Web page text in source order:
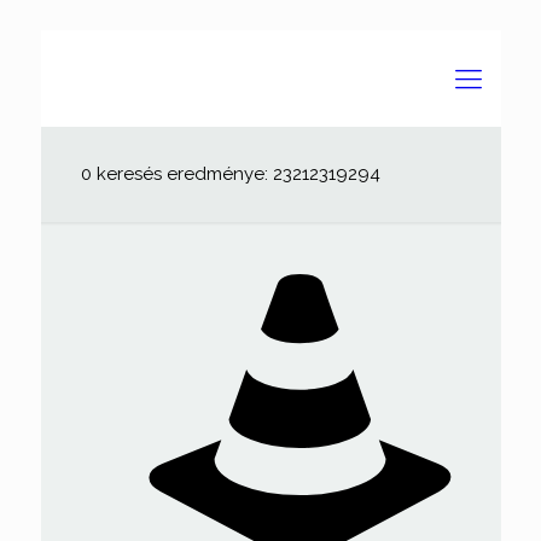
0 keresés eredménye: 23212319294